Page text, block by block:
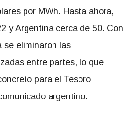
por MWh. Hasta ahora,
y Argentina cerca de 50. Con
se eliminaron las
entre partes, lo que
para el Tesoro
argentino.